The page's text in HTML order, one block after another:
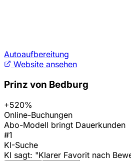
Autoaufbereitung
Website ansehen
Prinz von Bedburg
+520%
Online-Buchungen
Abo-Modell bringt Dauerkunden
#1
KI-Suche
KI sagt: "Klarer Favorit nach